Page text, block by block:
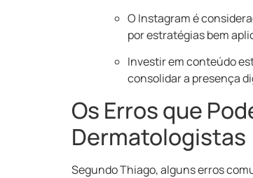
O Instagram é
por estratégias bem
Investir em conteúdo
consolidar a presença
Os Erros que
Dermatologistas
Segundo Thiago, alguns erros